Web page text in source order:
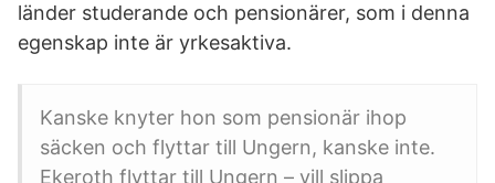
länder studerande och pensionärer, som i denna
egenskap inte är yrkesaktiva.
Kanske knyter hon som pensionär ihop
säcken och flyttar till Ungern, kanske inte.
Ekeroth flyttar till Ungern – vill slippa